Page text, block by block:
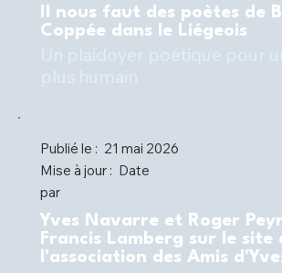
Il nous faut des poètes de
Coppée dans le Liégeois
Publié le : 21 mai 2026
Mise à jour : Date
par
Yves Navarre et Roger
Francis Lamberg sur le site
l'association des Amis